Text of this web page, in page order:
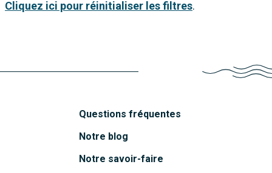
Cliquez ici pour réinitialiser les filtres.
Questions fréquentes
Notre blog
Notre savoir-faire